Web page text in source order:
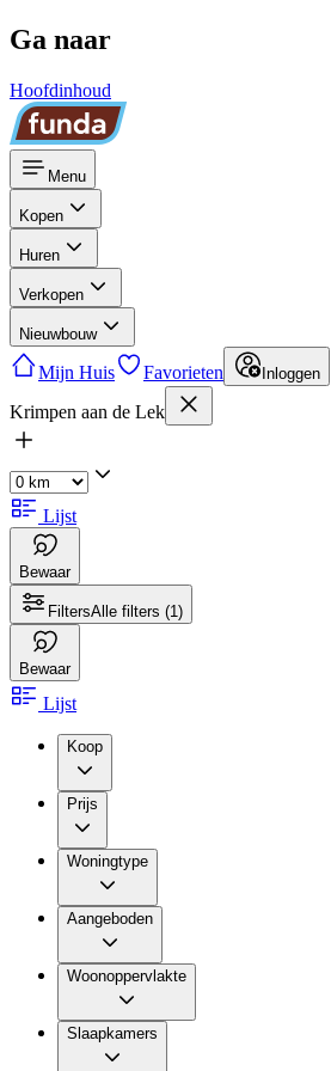
Ga naar
Hoofdinhoud
Menu
Kopen
Huren
Verkopen
Nieuwbouw
Mijn Huis Favorieten Inloggen
Krimpen aan de Lek
Lijst
Bewaar
FiltersAlle filters (1)
Bewaar
Lijst
Koop
Prijs
Woningtype
Aangeboden
Woonoppervlakte
Slaapkamers